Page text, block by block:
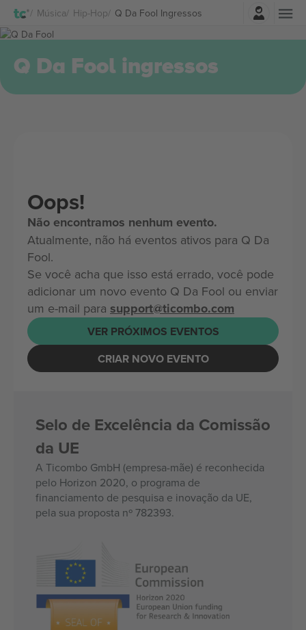
Música Hip-Hop Q Da Fool Ingressos
Entrar
Q Da Fool ingressos
Oops!
Não encontramos nenhum evento.
Atualmente, não há eventos ativos para Q Da
Fool.
Se você acha que isso está errado, você pode
adicionar um novo evento Q Da Fool ou enviar
um e-mail para support@ticombo.com
VER PRÓXIMOS EVENTOS
CRIAR NOVO EVENTO
Selo de Excelência da Comissão
da UE
A Ticombo GmbH (empresa-mãe) é reconhecida
pelo Horizon 2020, o programa de
financiamento de pesquisa e inovação da UE,
pela sua proposta nº 782393.